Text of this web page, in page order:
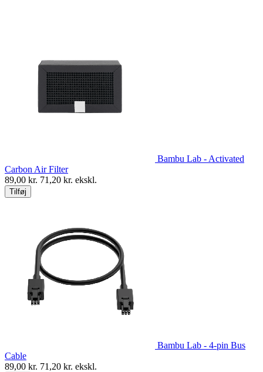
Bambu Lab - Activated
Carbon Air Filter
89,00 kr. 71,20 kr. ekskl.
Tilføj
Bambu Lab - 4-pin Bus
Cable
89,00 kr. 71,20 kr. ekskl.